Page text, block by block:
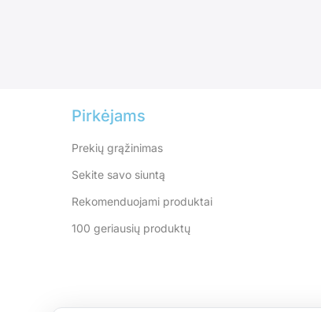
Pirkėjams
Prekių grąžinimas
Sekite savo siuntą
Rekomenduojami produktai
100 geriausių produktų